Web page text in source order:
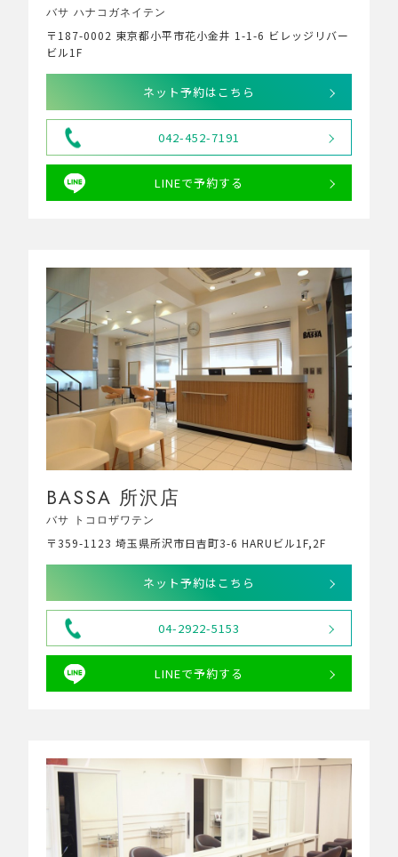
バサ ハナコガネイテン
〒187-0002 東京都小平市花小金井 1-1-6 ビレッジリバー
ビル1F
ネット予約はこちら
042-452-7191
LINEで予約する
BASSA 所沢店
バサ トコロザワテン
〒359-1123 埼玉県所沢市日吉町3-6 HARUビル1F,2F
ネット予約はこちら
04-2922-5153
LINEで予約する